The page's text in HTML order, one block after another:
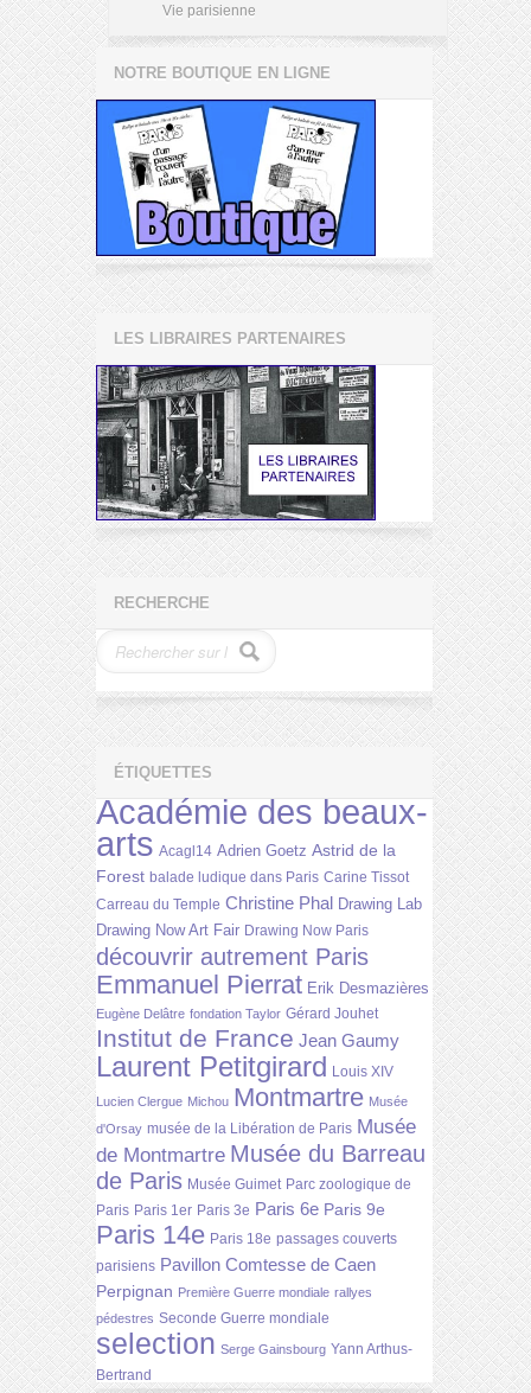
Vie parisienne
NOTRE BOUTIQUE EN LIGNE
LES LIBRAIRES PARTENAIRES
RECHERCHE
ÉTIQUETTES
Académie des beaux-
arts Acagl14 Adrien Goetz Astrid de la
Forest balade ludique dans Paris Carine Tissot
Carreau du Temple Christine Phal Drawing Lab
Drawing Now Art Fair Drawing Now Paris
découvrir autrement Paris
Emmanuel Pierrat Erik Desmazières
Eugène Delâtre fondation Taylor Gérard Jouhet
Institut de France Jean Gaumy
Laurent Petitgirard Louis XIV
Lucien Clergue Michou Montmartre Musée
d'Orsay musée de la Libération de Paris Musée
de Montmartre Musée du Barreau
de Paris Musée Guimet Parc zoologique de
Paris Paris 1er Paris 3e Paris 6e Paris 9e
Paris 14e Paris 18e passages couverts
parisiens Pavillon Comtesse de Caen
Perpignan Première Guerre mondiale rallyes
pédestres Seconde Guerre mondiale
selection Serge Gainsbourg Yann Arthus-
Bertrand